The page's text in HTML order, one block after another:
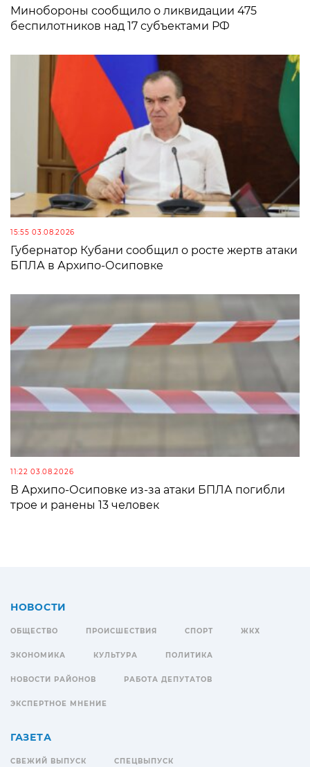
Минобороны сообщило о ликвидации 475
беспилотников над 17 субъектами РФ
15:55 03.08.2026
Губернатор Кубани сообщил о росте жертв атаки
БПЛА в Архипо-Осиповке
11:22 03.08.2026
В Архипо-Осиповке из-за атаки БПЛА погибли
трое и ранены 13 человек
НОВОСТИ
ОБЩЕСТВО ПРОИСШЕСТВИЯ СПОРТ ЖКХ
ЭКОНОМИКА КУЛЬТУРА ПОЛИТИКА
НОВОСТИ РАЙОНОВ РАБОТА ДЕПУТАТОВ
ЭКСПЕРТНОЕ МНЕНИЕ
ГАЗЕТА
СВЕЖИЙ ВЫПУСК СПЕЦВЫПУСК